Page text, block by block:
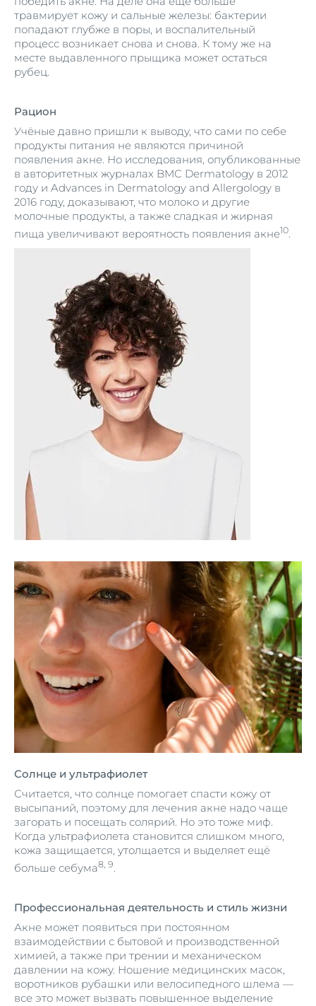
травмирует кожу и сальные железы: бактерии
попадают глубже в поры, и воспалительный
процесс возникает снова и снова. К тому же на
месте выдавленного прыщика может остаться
рубец.
Рацион
Учёные давно пришли к выводу, что сами по себе
продукты питания не являются причиной
появления акне. Но исследования, опубликованные
в авторитетных журналах BMC Dermatology в 2012
году и Advances in Dermatology and Allergology в
2016 году, доказывают, что молоко и другие
молочные продукты, а также сладкая и жирная
пища увеличивают вероятность появления акне10.
Солнце и ультрафиолет
Считается, что солнце помогает спасти кожу от
высыпаний, поэтому для лечения акне надо чаще
загорать и посещать солярий. Но это тоже миф.
Когда ультрафиолета становится слишком много,
кожа защищается, утолщается и выделяет ещё
больше себума8, 9.
Профессиональная деятельность и стиль жизни
Акне может появиться при постоянном
взаимодействии с бытовой и производственной
химией, а также при трении и механическом
давлении на кожу. Ношение медицинских масок,
воротников рубашки или велосипедного шлема —
все это может вызвать повышенное выделение